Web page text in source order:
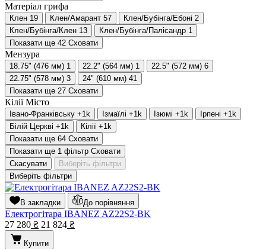
Матеріал грифа
Клен 19 Клен/Амарант 57 Клен/Бубінга/Ебоні 2
Клен/Бубінга/Клен 13 Клен/Бубінга/Палісандр 1
Показати ще 42 Сховати
Мензура
18.75" (476 мм) 1 22.2" (564 мм) 1 22.5" (572 мм) 6
22.75" (578 мм) 3 24" (610 мм) 41
Показати ще 27 Сховати
Кілії Місто
Івано-Франківську +1 k Ізмаїлі +1 k Ізюмі +1 k Ірпені +1 k
Білій Церкві +1 k Кілії +1 k
Показати ще 64 Сховати
Показати ще 1 фільтр Сховати
Скасувати
Виберіть фільтри
Виберіть фільтри
В закладки До порівняння
Електрогітара IBANEZ AZ22S2-BK
27 280 ₴ 21 824 ₴
Купити